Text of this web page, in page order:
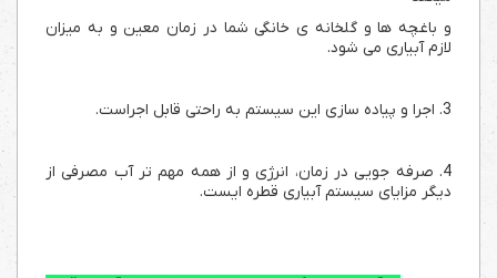
و باغچه ها و گلخانه ی خانگی شما در زمان معین و به میزان
لازم آبیاری می شود.
3. اجرا و پیاده سازی این سیستم به راحتی قابل اجراست.
4. صرفه جویی در زمان، انرژی و از همه مهم تر آب مصرفی از
دیگر مزایای سیستم آبیاری قطره ایست.